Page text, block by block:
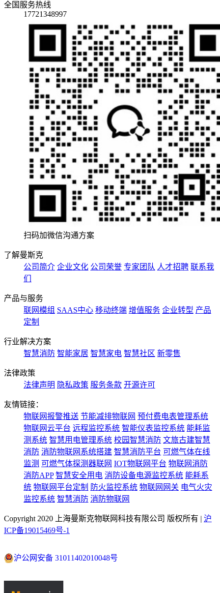
全国服务热线
17721348997
扫码加微信沟通方案
了解曼斯克
公司简介 企业文化 公司荣誉 专家团队 人才招聘 联系我
们
产品与服务
联网模组 SAAS中心 移动终端 增值服务 企业转型 产品
定制
行业解决方案
智慧消防 智能家居 智慧家电 智慧社区 新零售
法律政策
法律声明 隐私政策 服务条款 开源许可
友情链接：
物联网报警推送 节能减排物联网 预付费电表管理系统
物联网云平台 远程监控系统 智能仪表监控系统 能耗监
测系统 智慧用电管理系统 校园智慧消防 文旅古建智慧
消防 消防物联网系统搭建 智慧消防平台 可燃气体在线
监测 可燃气体探测器联网 IOT物联网平台 物联网消防
消防APP 智慧安全用电 消防设备电源监控系统 能耗系
统 物联网平台定制 防火监控系统 物联网网关 电气火灾
监控系统 智慧消防 消防物联网
Copyright 2020 上海曼斯克物联网科技有限公司 版权所有 | 沪
ICP备19015469号-1
沪公网安备 31011402010048号